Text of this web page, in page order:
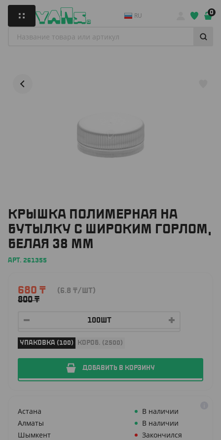
RU 0
КРЫШКА ПОЛИМЕРНАЯ НА
БУТЫЛКУ С ШИРОКИМ ГОРЛОМ,
БЕЛАЯ 38 ММ
АРТ. 261355
680 ₸
800₸
(6.8 ₸/ШТ)
УПАКОВКА (100) КОРОБ. (2500)
ДОБАВИТЬ В КОРЗИНУ
Астана
В наличии
Алматы
В наличии
Шымкент
Закончился